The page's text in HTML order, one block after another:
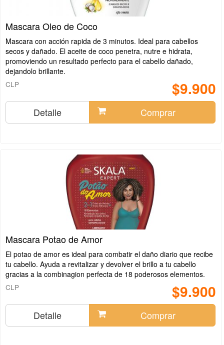
Mascara Oleo de Coco
Mascara con acción rapida de 3 minutos. Ideal para cabellos
secos y dañado. El aceite de coco penetra, nutre e hidrata,
promoviendo un resultado perfecto para el cabello dañado,
dejandolo brillante.
$9.900
CLP
Detalle Comprar
Mascara Potao de Amor
El potao de amor es ideal para combatir el daño diario que recibe
tu cabello. Ayuda a revitalizar y devolver el brillo a tu cabello
gracias a la combinagion perfecta de 18 poderosos elementos.
$9.900
CLP
Detalle Comprar